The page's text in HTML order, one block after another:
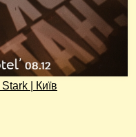
| Київ